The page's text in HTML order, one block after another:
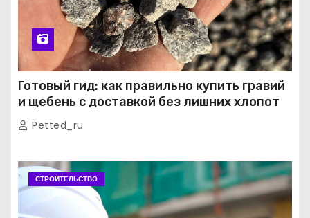
Готовый гид: как правильно купить гравий
и щебень с доставкой без лишних хлопот
Petted_ru
СТРОИТЕЛЬСТВО